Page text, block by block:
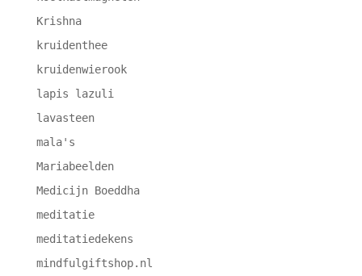
Krishna
kruidenthee
kruidenwierook
lapis lazuli
lavasteen
mala's
Mariabeelden
Medicijn Boeddha
meditatie
meditatiedekens
mindfulgiftshop.nl